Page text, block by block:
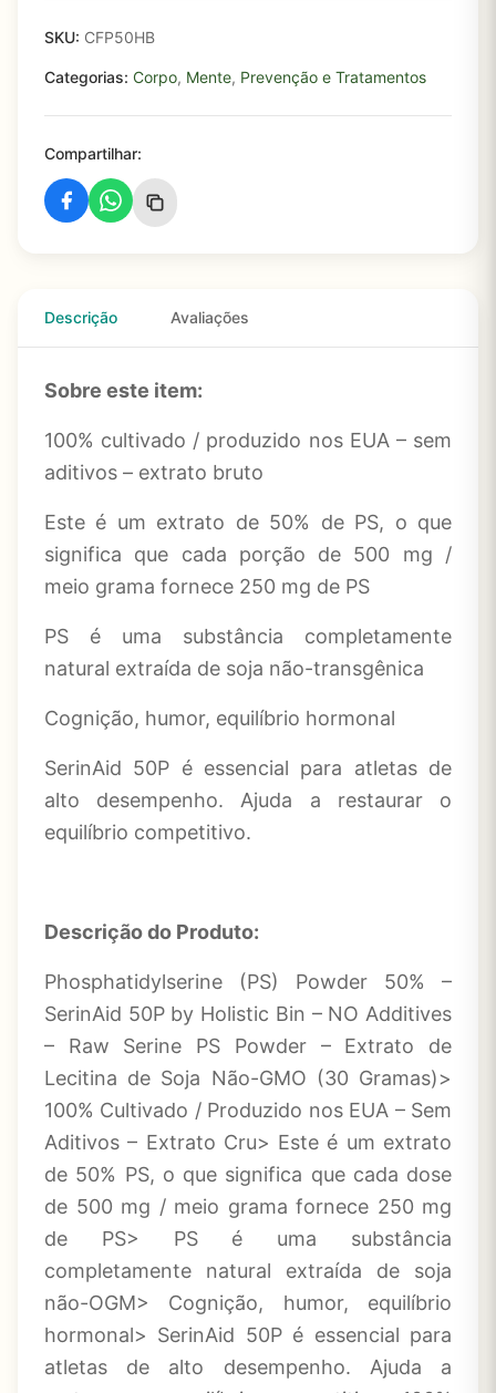
SKU: CFP50HB
Categorias: Corpo, Mente, Prevenção e Tratamentos
Compartilhar:
Descrição Avaliações
Sobre este item:
100% cultivado / produzido nos EUA – sem
aditivos – extrato bruto
Este é um extrato de 50% de PS, o que
significa que cada porção de 500 mg /
meio grama fornece 250 mg de PS
PS é uma substância completamente
natural extraída de soja não-transgênica
Cognição, humor, equilíbrio hormonal
SerinAid 50P é essencial para atletas de
alto desempenho. Ajuda a restaurar o
equilíbrio competitivo.
Descrição do Produto:
Phosphatidylserine (PS) Powder 50% –
SerinAid 50P by Holistic Bin – NO Additives
– Raw Serine PS Powder – Extrato de
Lecitina de Soja Não-GMO (30 Gramas)>
100% Cultivado / Produzido nos EUA – Sem
Aditivos – Extrato Cru> Este é um extrato
de 50% PS, o que significa que cada dose
de 500 mg / meio grama fornece 250 mg
de PS> PS é uma substância
completamente natural extraída de soja
não-OGM> Cognição, humor, equilíbrio
hormonal> SerinAid 50P é essencial para
atletas de alto desempenho. Ajuda a